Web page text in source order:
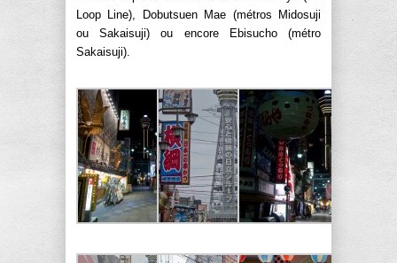
Loop Line), Dobutsuen Mae (métros Midosuji
ou Sakaisuji) ou encore Ebisucho (métro
Sakaisuji).